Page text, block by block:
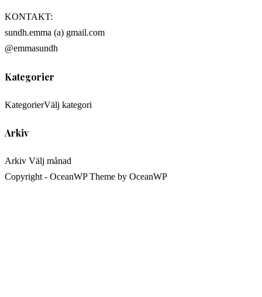
KONTAKT:
sundh.emma (a) gmail.com
@emmasundh
Kategorier
KategorierVälj kategori
Arkiv
Arkiv Välj månad
Copyright - OceanWP Theme by OceanWP